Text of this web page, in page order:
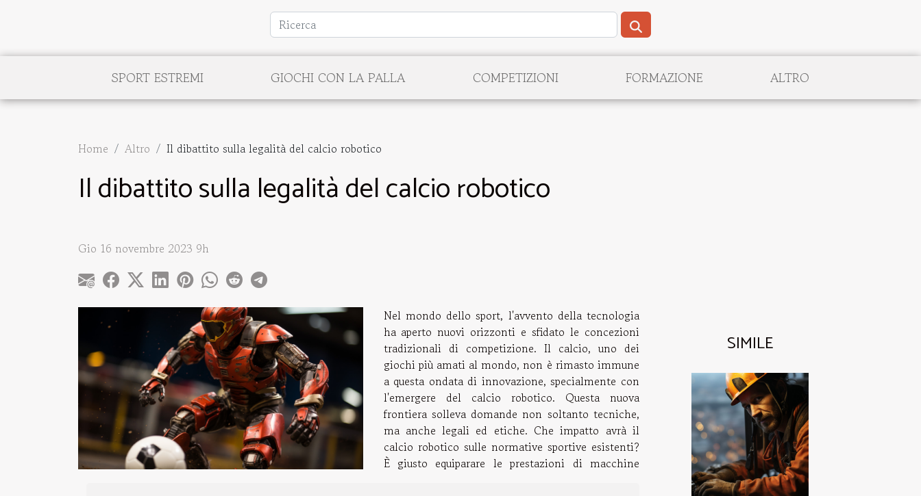
SPORT ESTREMI GIOCHI CON LA PALLA COMPETIZIONI FORMAZIONE ALTRO
Home Altro Il dibattito sulla legalità del calcio robotico
Il dibattito sulla legalità del calcio robotico
Gio 16 novembre 2023 9h
Nel mondo dello sport, l'avvento della tecnologia
ha aperto nuovi orizzonti e sfidato le concezioni
tradizionali di competizione. Il calcio, uno dei
giochi più amati al mondo, non è rimasto immune
a questa ondata di innovazione, specialmente con
l'emergere del calcio robotico. Questa nuova
frontiera solleva domande non soltanto tecniche,
ma anche legali ed etiche. Che impatto avrà il
calcio robotico sulle normative sportive esistenti?
È giusto equiparare le prestazioni di macchine
SIMILE